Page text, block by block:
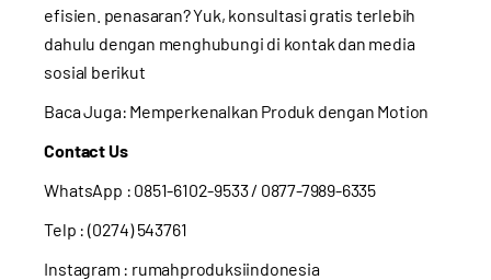
efisien. penasaran? Yuk, konsultasi gratis terlebih
dahulu dengan menghubungi di kontak dan media
sosial berikut
Baca Juga: Memperkenalkan Produk dengan Motion
Contact Us
WhatsApp : 0851-6102-9533/ 0877-7989-6335
Telp : (0274) 543761
Instagram : rumahproduksiindonesia